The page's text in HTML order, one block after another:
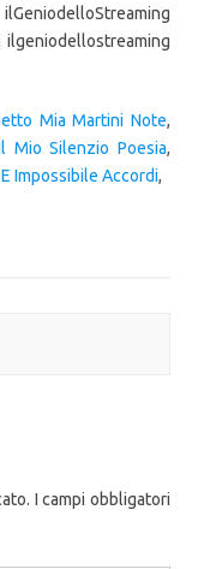
Mia Martini Note,
Mio Silenzio Poesia,
Impossibile Accordi,
I campi obbligatori